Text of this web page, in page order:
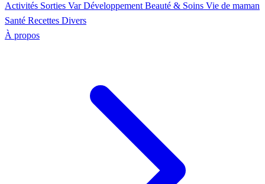
Activités Sorties Var Développement Beauté & Soins Vie de maman
Santé Recettes Divers
À propos